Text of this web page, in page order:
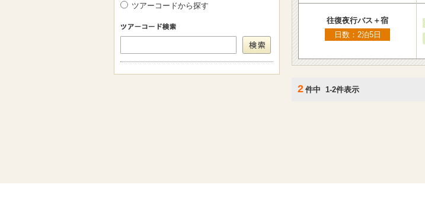
ツアーコードから探す
往復夜行バス＋宿
日数：2泊5日
2 件中 1-2件表示